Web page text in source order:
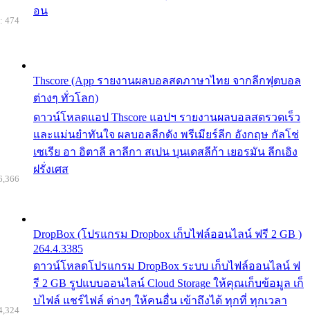
อน
Thscore (App รายงานผลบอลสดภาษาไทย จากลีกฟุตบอล
ต่างๆ ทั่วโลก)
ดาวน์โหลดแอป Thscore แอปฯ รายงานผลบอลสดรวดเร็ว
และแม่นยำทันใจ ผลบอลลีกดัง พรีเมียร์ลีก อังกฤษ กัลโช่
เซเรีย อา อิตาลี ลาลีกา สเปน บุนเดสลีก้า เยอรมัน ลีกเอิง
ฝรั่งเศส
474
DropBox (โปรแกรม Dropbox เก็บไฟล์ออนไลน์ ฟรี 2 GB )
264.4.3385
ดาวน์โหลดโปรแกรม DropBox ระบบ เก็บไฟล์ออนไลน์ ฟ
รี 2 GB รูปแบบออนไลน์ Cloud Storage ให้คุณเก็บข้อมูล เก็
บไฟล์ แชร์ไฟล์ ต่างๆ ให้คนอื่น เข้าถึงได้ ทุกที่ ทุกเวลา